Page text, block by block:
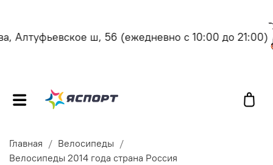
Алтуфьевское ш, 56(ежедневно с 10:00 до 21:00)
Главная
Велосипеды
Велосипеды 2014 года страна Россия